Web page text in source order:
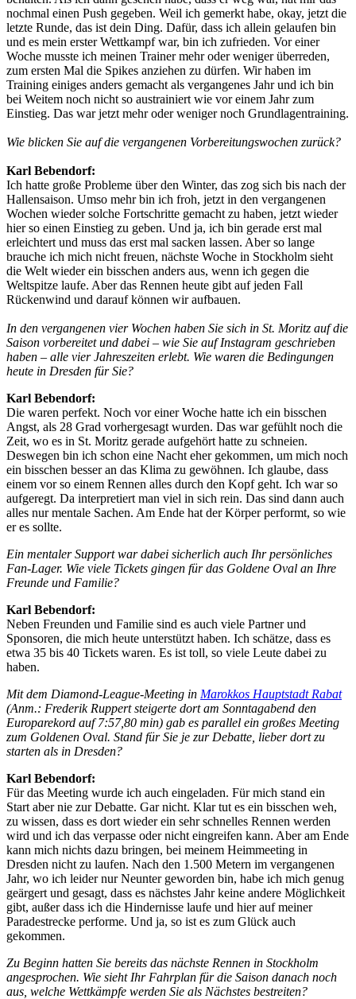
nochmal einen Push gegeben. Weil ich gemerkt habe, okay, jetzt die
letzte Runde, das ist dein Ding. Dafür, dass ich allein gelaufen bin
und es mein erster Wettkampf war, bin ich zufrieden. Vor einer
Woche musste ich meinen Trainer mehr oder weniger überreden,
zum ersten Mal die Spikes anziehen zu dürfen. Wir haben im
Training einiges anders gemacht als vergangenes Jahr und ich bin
bei Weitem noch nicht so austrainiert wie vor einem Jahr zum
Einstieg. Das war jetzt mehr oder weniger noch Grundlagentraining.
Wie blicken Sie auf die vergangenen Vorbereitungswochen zurück?
Karl Bebendorf:
Ich hatte große Probleme über den Winter, das zog sich bis nach der
Hallensaison. Umso mehr bin ich froh, jetzt in den vergangenen
Wochen wieder solche Fortschritte gemacht zu haben, jetzt wieder
hier so einen Einstieg zu geben. Und ja, ich bin gerade erst mal
erleichtert und muss das erst mal sacken lassen. Aber so lange
brauche ich mich nicht freuen, nächste Woche in Stockholm sieht
die Welt wieder ein bisschen anders aus, wenn ich gegen die
Weltspitze laufe. Aber das Rennen heute gibt auf jeden Fall
Rückenwind und darauf können wir aufbauen.
In den vergangenen vier Wochen haben Sie sich in St. Moritz auf die
Saison vorbereitet und dabei – wie Sie auf Instagram geschrieben
haben – alle vier Jahreszeiten erlebt. Wie waren die Bedingungen
heute in Dresden für Sie?
Karl Bebendorf:
Die waren perfekt. Noch vor einer Woche hatte ich ein bisschen
Angst, als 28 Grad vorhergesagt wurden. Das war gefühlt noch die
Zeit, wo es in St. Moritz gerade aufgehört hatte zu schneien.
Deswegen bin ich schon eine Nacht eher gekommen, um mich noch
ein bisschen besser an das Klima zu gewöhnen. Ich glaube, dass
einem vor so einem Rennen alles durch den Kopf geht. Ich war so
aufgeregt. Da interpretiert man viel in sich rein. Das sind dann auch
alles nur mentale Sachen. Am Ende hat der Körper performt, so wie
er es sollte.
Ein mentaler Support war dabei sicherlich auch Ihr persönliches
Fan-Lager. Wie viele Tickets gingen für das Goldene Oval an Ihre
Freunde und Familie?
Karl Bebendorf:
Neben Freunden und Familie sind es auch viele Partner und
Sponsoren, die mich heute unterstützt haben. Ich schätze, dass es
etwa 35 bis 40 Tickets waren. Es ist toll, so viele Leute dabei zu
haben.
Mit dem Diamond-League-Meeting in Marokkos Hauptstadt Rabat
(Anm.: Frederik Ruppert steigerte dort am Sonntagabend den
Europarekord auf 7:57,80 min) gab es parallel ein großes Meeting
zum Goldenen Oval. Stand für Sie je zur Debatte, lieber dort zu
starten als in Dresden?
Karl Bebendorf:
Für das Meeting wurde ich auch eingeladen. Für mich stand ein
Start aber nie zur Debatte. Gar nicht. Klar tut es ein bisschen weh,
zu wissen, dass es dort wieder ein sehr schnelles Rennen werden
wird und ich das verpasse oder nicht eingreifen kann. Aber am Ende
kann mich nichts dazu bringen, bei meinem Heimmeeting in
Dresden nicht zu laufen. Nach den 1.500 Metern im vergangenen
Jahr, wo ich leider nur Neunter geworden bin, habe ich mich genug
geärgert und gesagt, dass es nächstes Jahr keine andere Möglichkeit
gibt, außer dass ich die Hindernisse laufe und hier auf meiner
Paradestrecke performe. Und ja, so ist es zum Glück auch
gekommen.
Zu Beginn hatten Sie bereits das nächste Rennen in Stockholm
angesprochen. Wie sieht Ihr Fahrplan für die Saison danach noch
aus, welche Wettkämpfe werden Sie als Nächstes bestreiten?